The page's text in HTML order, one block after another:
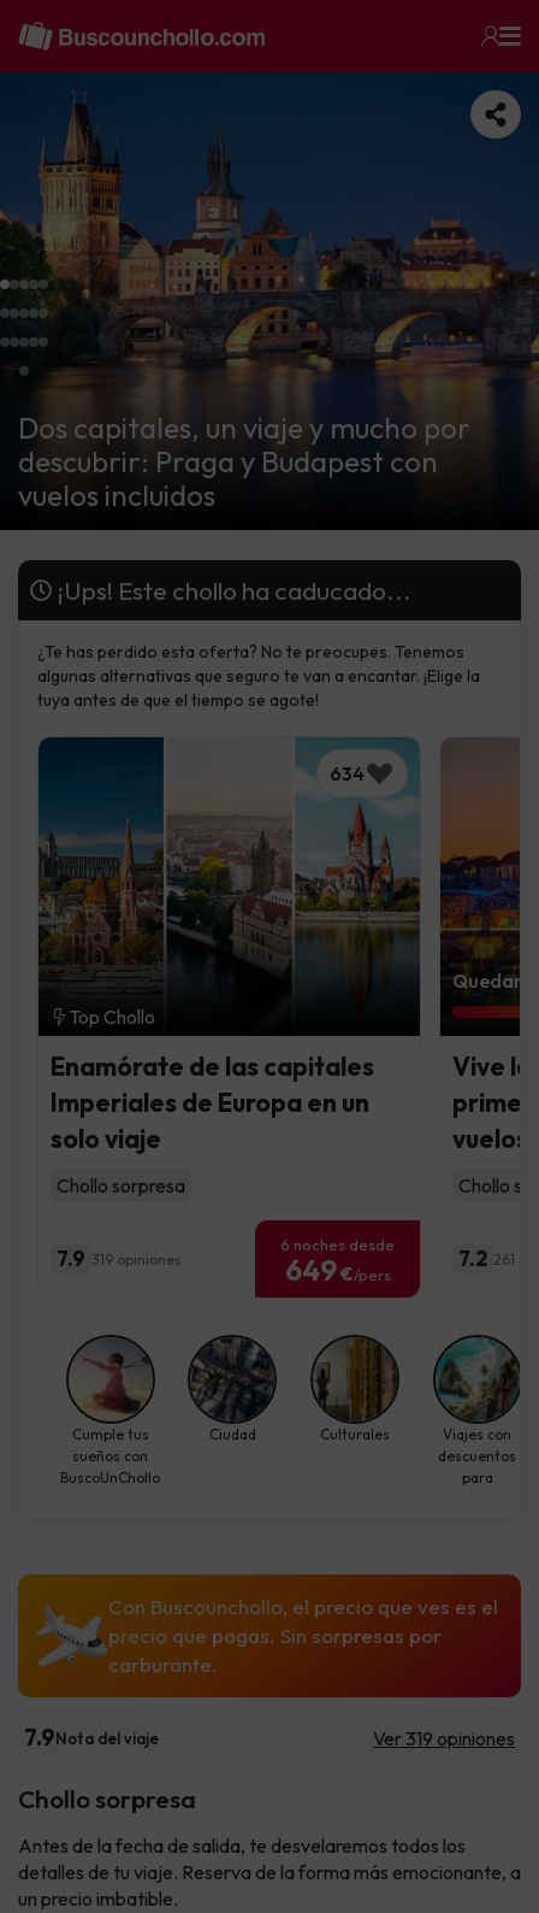
Dos capitales, un viaje y mucho por
descubrir: Praga y Budapest con
vuelos incluidos
Con Buscounchollo, el precio que ves es el
precio que pagas. Sin sorpresas por
carburante.
7.9Nota del viaje Ver 319 opiniones
Chollo sorpresa
Antes de la fecha de salida, te desvelaremos todos los
detalles de tu viaje. Reserva de la forma más emocionante, a
un precio imbatible.
¡Ups! Este chollo ha caducado...
¿Te has perdido esta oferta? No te preocupes. Tenemos
algunas alternativas que seguro te van a encantar. ¡Elige la
tuya antes de que el tiempo se agote!
634
Top Chollo
Enamórate de las capitales
Imperiales de Europa en un
solo viaje
Chollo sorpresa
7.9 319 opiniones
6 noches desde
649€/pers.
Quedan
Vive
vuelos
Chollo
7.2 261
Cumple tus
sueños con
BuscoUnChollo
Ciudad Culturales
Viajes con
descuentos
para